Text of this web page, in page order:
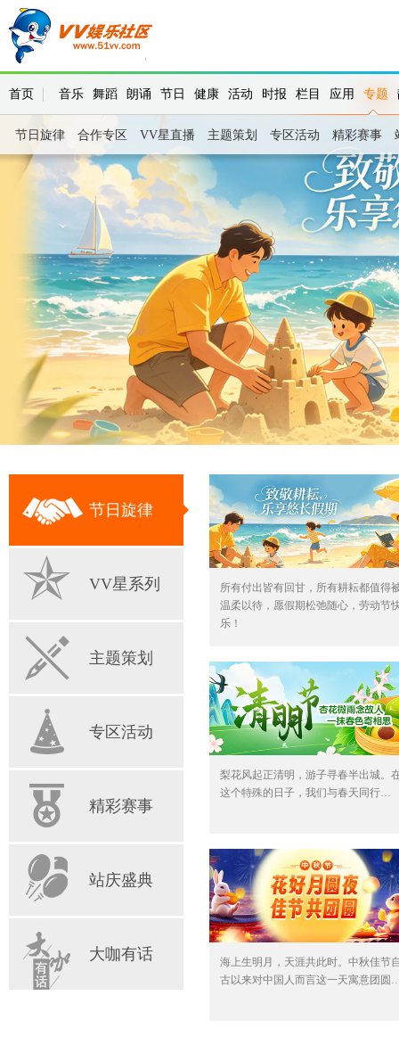
首页 音乐 舞蹈 朗诵 节日 健康 活动 时报 栏目 应用 专题
节日旋律 合作专区 VV星直播 主题策划 专区活动 精彩赛事
节日旋律
VV星系列
主题策划
专区活动
精彩赛事
站庆盛典
大咖有话
所有付出皆有回甘，所有耕耘都值得
温柔以待，愿假期松弛随心，劳动节
乐！
梨花风起正清明，游子寻春半出城。
这个特殊的日子，我们与春天同行…
海上生明月，天涯共此时。中秋佳节
古以来对中国人而言这一天寓意团圆